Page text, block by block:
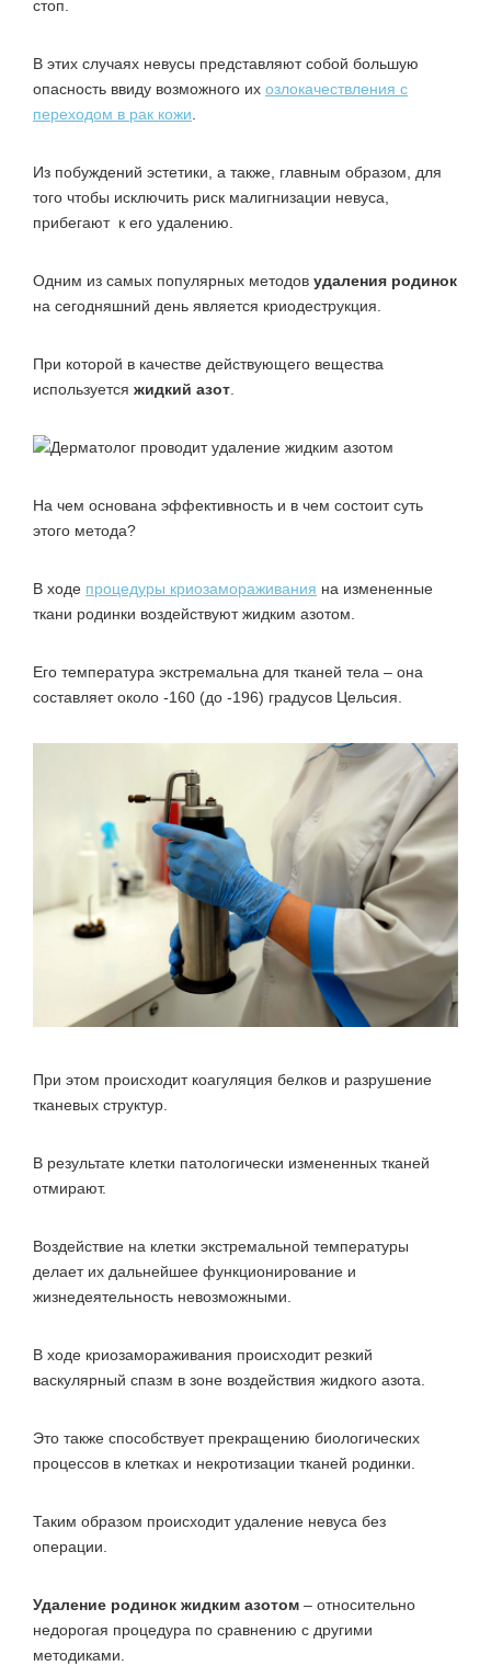
стоп.
В этих случаях невусы представляют собой большую
опасность ввиду возможного их озлокачествления с
переходом в рак кожи
Из побуждений эстетики, а также, главным образом, для
того чтобы исключить риск малигнизации невуса,
прибегают к его удалению.
Одним из самых популярных методов удаления родинок
на сегодняшний день является криодеструкция.
При которой в качестве действующего вещества
используется жидкий азот
На чем основана эффективность и в чем состоит суть
этого метода?
В ходе процедуры криозамораживания на измененные
ткани родинки воздействуют жидким азотом.
Его температура экстремальна для тканей тела – она
составляет около -160 (до -196) градусов Цельсия.
При этом происходит коагуляция белков и разрушение
тканевых структур.
В результате клетки патологически измененных тканей
отмирают.
Воздействие на клетки экстремальной температуры
делает их дальнейшее функционирование и
жизнедеятельность невозможными.
В ходе криозамораживания происходит резкий
васкулярный спазм в зоне воздействия жидкого азота.
Это также способствует прекращению биологических
процессов в клетках и некротизации тканей родинки.
Таким образом происходит удаление невуса без
операции.
Удаление родинок жидким азотом – относительно
недорогая процедура по сравнению с другими
методиками.